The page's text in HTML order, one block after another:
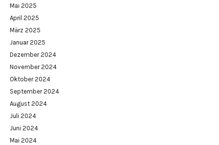
Mai 2025
April 2025
März 2025
Januar 2025
Dezember 2024
November 2024
Oktober 2024
September 2024
August 2024
Juli 2024
Juni 2024
Mai 2024